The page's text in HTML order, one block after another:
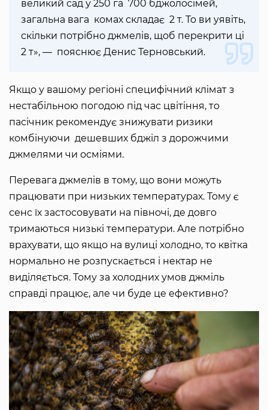
великий сад у 250 га 700 бджолосімей,
загальна вага комах складає 2 т. То ви уявіть,
скільки потрібно джмелів, щоб перекрити ці
2 т», — пояснює Денис Терновський.
Якщо у вашому регіоні специфічний клімат з
нестабільною погодою під час цвітіння, то
пасічник рекомендує знижувати ризики
комбінуючи дешевших бджіл з дорожчими
джмелями чи осміями.
Перевага джмелів в тому, що вони можуть
працювати при низьких температурах. Тому є
сенс їх застосовувати на півночі, де довго
тримаються низькі температури. Але потрібно
врахувати, що якщо на вулиці холодно, то квітка
нормально не розпускається і нектар не
виділяється. Тому за холодних умов джміль
справді працює, але чи буде це ефективно?